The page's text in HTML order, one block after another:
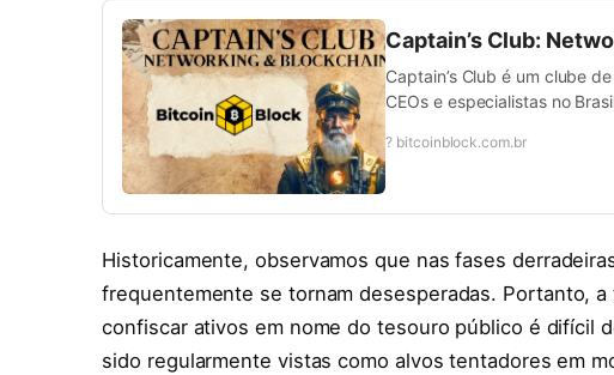
Captain’s Club:
Captain’s Club é um clube
CEOs e especialistas no
? bitcoinblock.com.br
Historicamente, observamos que nas fases
frequentemente se tornam desesperadas. Portanto,
confiscar ativos em nome do tesouro público é difícil
sido regularmente vistas como alvos tentadores em